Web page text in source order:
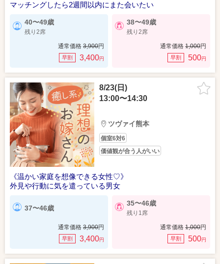
マッチングしたら2週間以内にまた会いたい
40〜49歳
残り2席
通常価格 3,900円
早割 3,400円
38〜49歳
残り2席
通常価格 1,000円
早割 500円
8/23(日)
13:00〜14:30
ツヴァイ熊本
個室6対6
価値観が合う人がいい
《温かい家庭を想像できる女性♡》
外見や行動に気を遣っている男女
37〜46歳
通常価格 3,900円
早割 3,400円
35〜46歳
残り1席
通常価格 1,000円
早割 500円